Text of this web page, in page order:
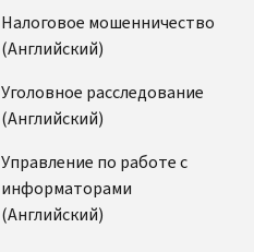
Налоговое мошенничество
(Английский)
Уголовное расследование
(Английский)
Управление по работе с
информаторами
(Английский)